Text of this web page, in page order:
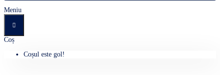
Meniu
Coș
Coșul este gol!